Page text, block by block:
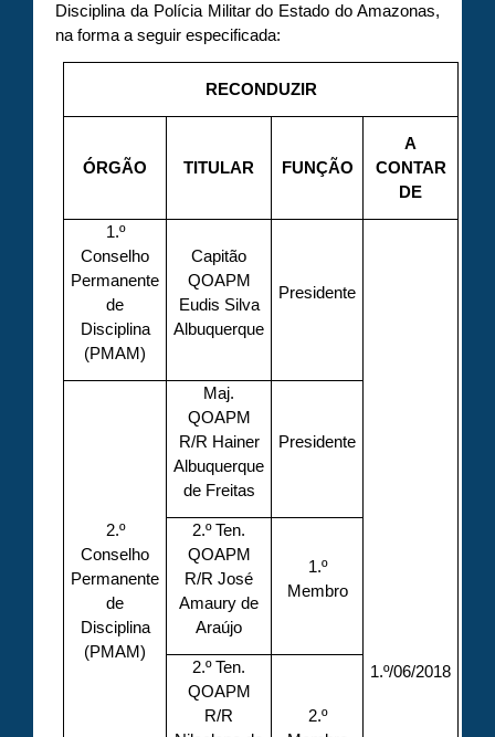
Disciplina da Polícia Militar do Estado do Amazonas,
na forma a seguir especificada:
RECONDUZIR
ÓRGÃO TITULAR FUNÇÃO
A
CONTAR
DE
1.º
Conselho
Permanente
de
Disciplina
(PMAM)
Capitão
QOAPM
Eudis Silva
Albuquerque
Presidente
1.º/06/2018
2.º
Conselho
Permanente
de
Disciplina
(PMAM)
Maj.
QOAPM
R/R Hainer
Albuquerque
de Freitas
Presidente
2.º Ten.
QOAPM
R/R José
Amaury de
Araújo
1.º
Membro
2.º Ten.
QOAPM
R/R
2.º